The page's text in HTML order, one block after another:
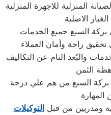
المنزلية للاجهزة المنزلية
الاصلية
السبع جميع الخدمات
راحة وأمان العملاء
والبُعد التام عن التكاليف
السبع من هم علي درجة
المهارة
ومدربين من قبلالتوكيلات